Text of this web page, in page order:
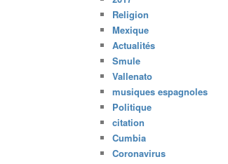
Religion
Mexique
Actualités
Smule
Vallenato
musiques espagnoles
Politique
citation
Cumbia
Coronavirus